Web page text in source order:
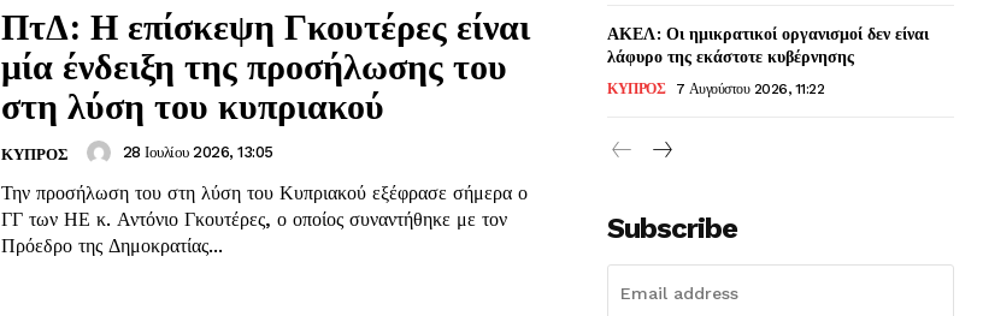
ΠτΔ: Η επίσκεψη Γκουτέρες είναι
μία ένδειξη της προσήλωσης του
στη λύση του κυπριακού
ΚΥΠΡΟΣ 28 Ιουλίου 2026, 13:05
Την προσήλωση του στη λύση του Κυπριακού εξέφρασε σήμερα ο
ΓΓ των ΗΕ κ. Αντόνιο Γκουτέρες, ο οποίος συναντήθηκε με τον
Πρόεδρο της Δημοκρατίας...
ΑΚΕΛ: Οι ημικρατικοί οργανισμοί δεν είναι
λάφυρο της εκάστοτε κυβέρνησης
ΚΥΠΡΟΣ 7 Αυγούστου 2026, 11:22
Subscribe